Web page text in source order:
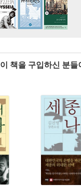
이 책을 구입하신 분